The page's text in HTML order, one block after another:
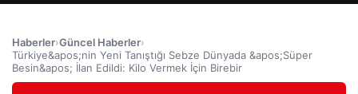
Haberler›Güncel Haberler›
Türkiye&apos;nin Yeni Tanıştığı Sebze Dünyada &apos;Süper
Besin&apos; İlan Edildi: Kilo Vermek İçin Birebir